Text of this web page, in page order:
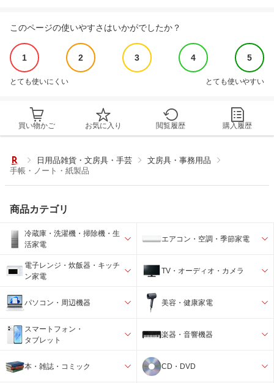
このページの使いやすさはいかがでしたか？
1 2 3 4 5
とても使いにくい とても使いやすい
買い物かご お気に入り 閲覧履歴 購入履歴
日用品雑貨・文房具・手芸
文房具・事務用品
手帳・ノート・紙製品
商品カテゴリ
冷蔵庫・洗濯機・掃除機・生
活家電
エアコン・空調・季節家電
電子レンジ・炊飯器・キッチ
ン家電
TV・オーディオ・カメラ
パソコン・周辺機器 美容・健康家電
スマートフォン・
タブレット
楽器・音響機器
本・雑誌・コミック CD・DVD